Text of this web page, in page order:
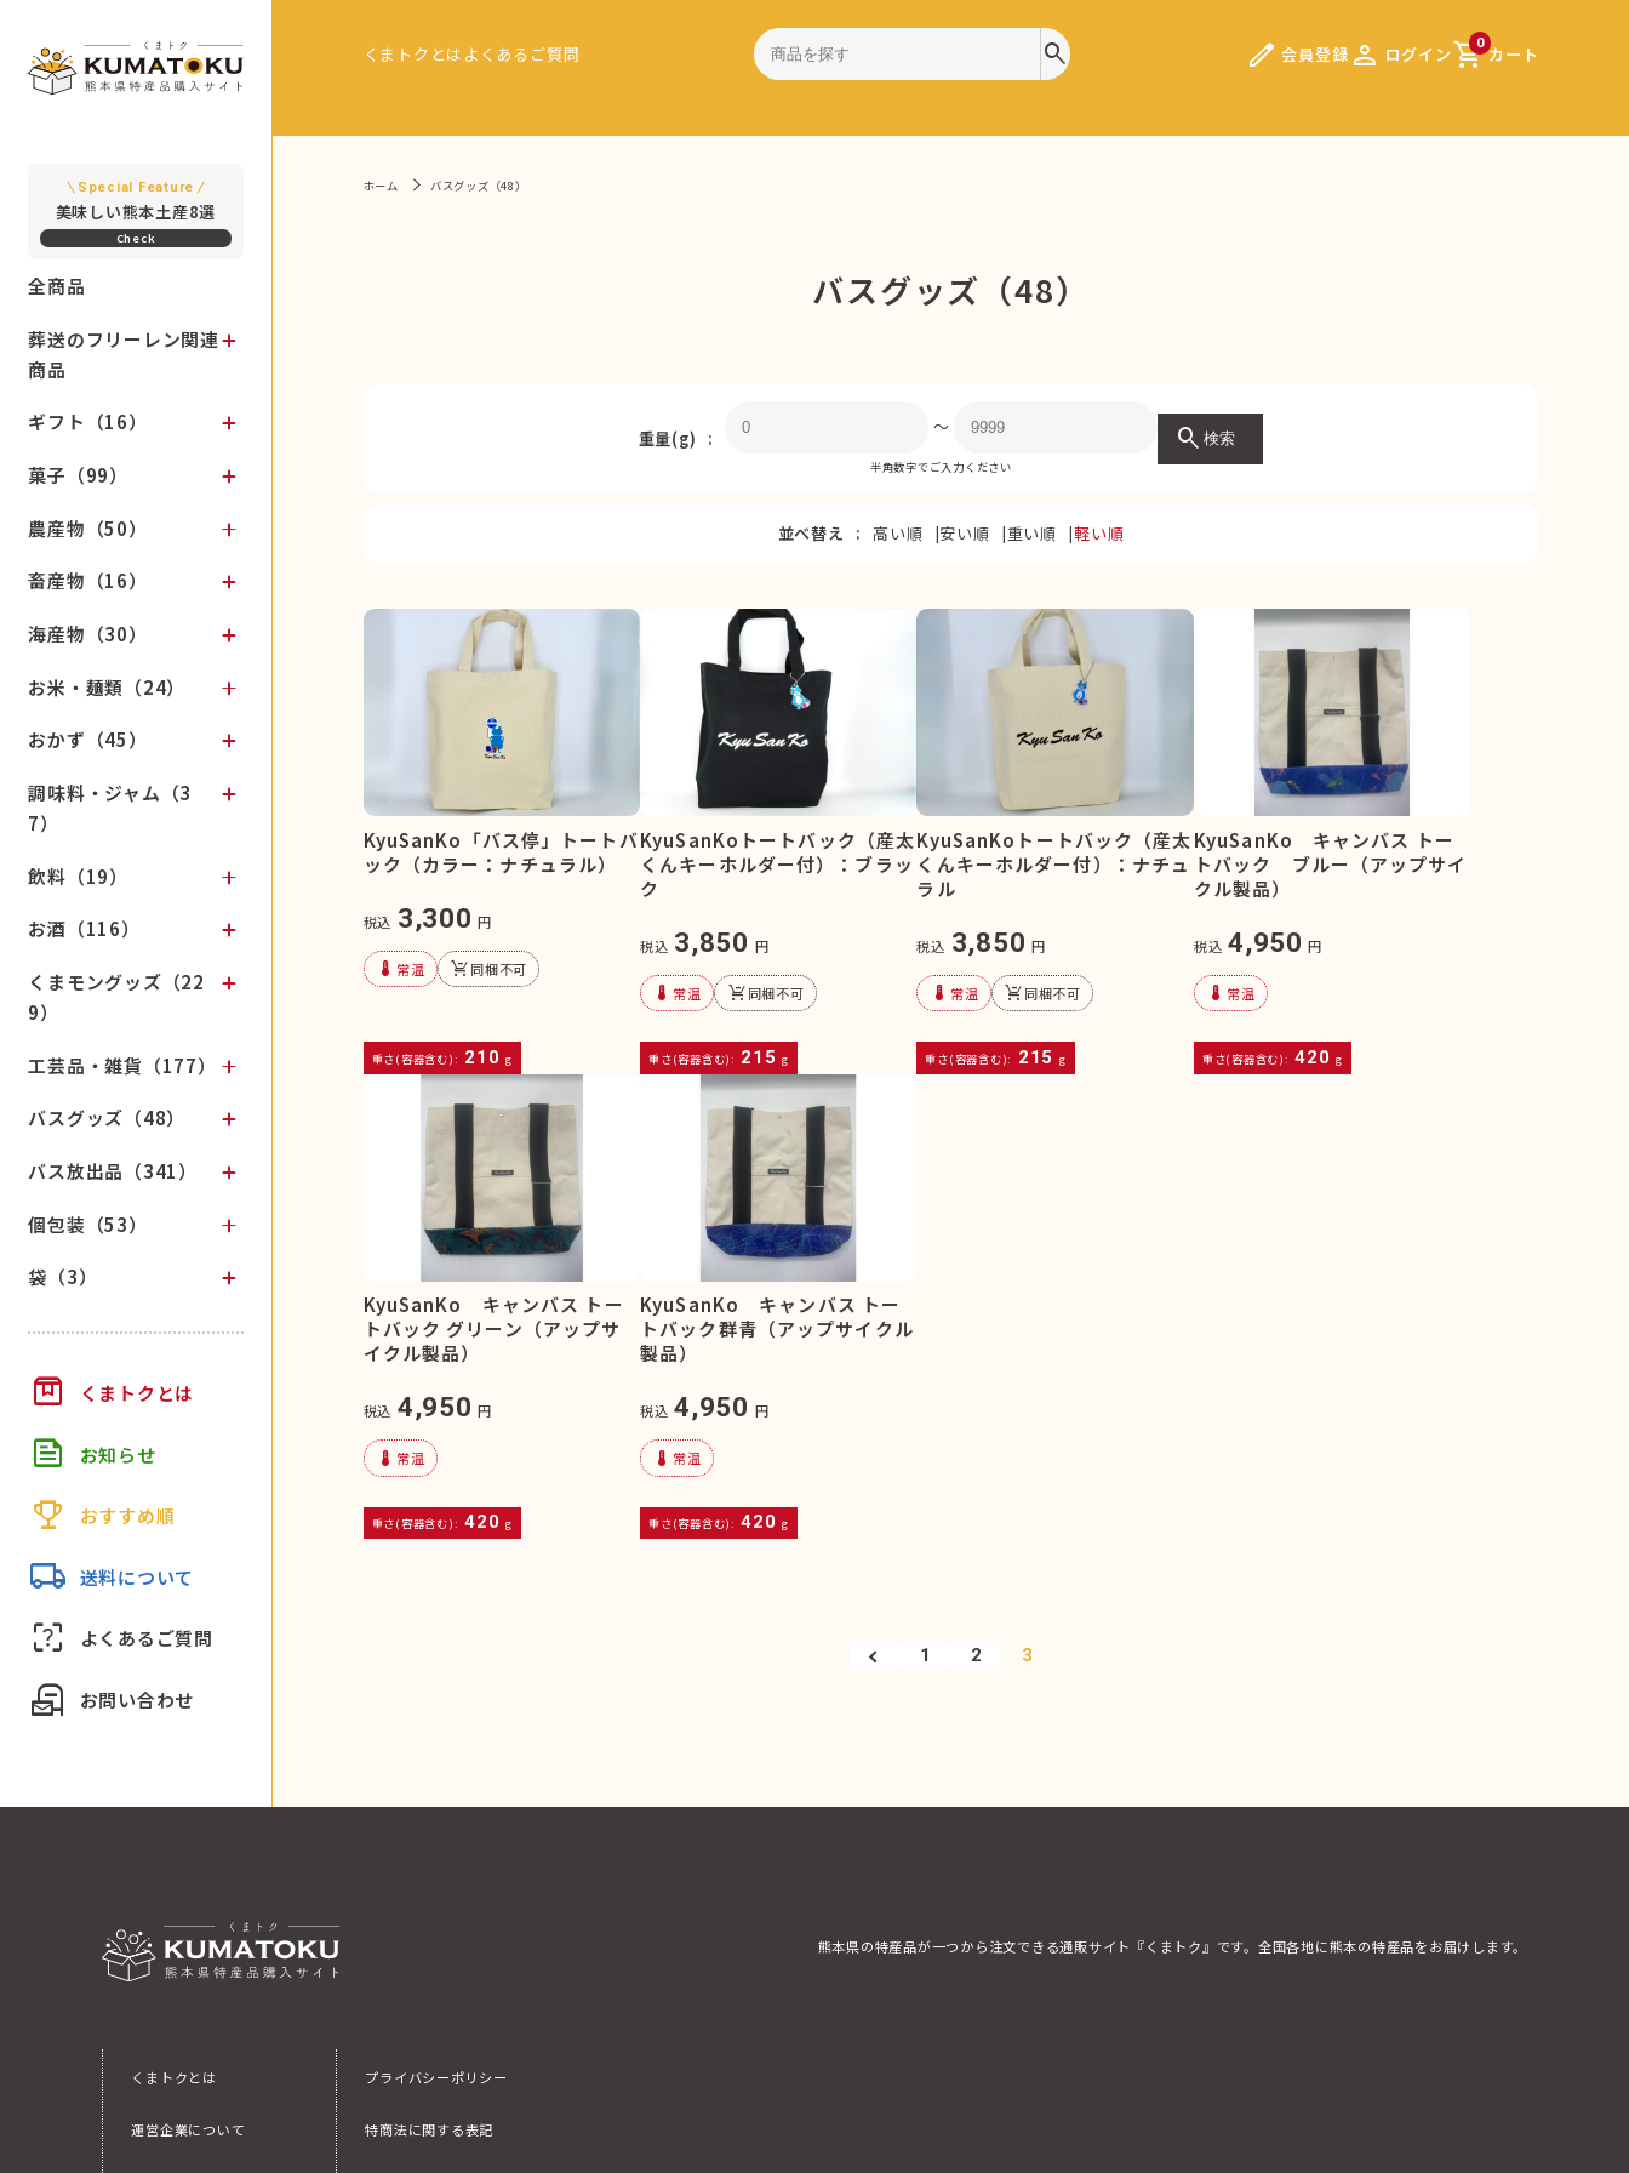
Special Feature
美味しい熊本土産8選
全商品
葬送のフリーレン関連
商品
ギフト（16）
菓子（99）
農産物（50）
畜産物（16）
海産物（30）
お米・麺類（24）
おかず（45）
調味料・ジャム（3
7）
飲料（19）
お酒（116）
くまモングッズ（22
9）
工芸品・雑貨（177）
バスグッズ（48）
バス放出品（341）
個包装（53）
袋（3）
box くまトクとは
feed お知らせ
trophy おすすめ順
local_shipping 送料について
indeterminate_question_box よくあるご質問
local_post_office お問い合わせ
くまトクとは よくあるご質問 search edit 会員登録 person ログイン 0
shopping_cartカート
ホーム バスグッズ（48）
バスグッズ（48）
重量(g)
〜
半角数字でご入力ください
search 検索
並べ替え 高い順 安い順 重い順 軽い順
KyuSanKo「バス停」トートバ
ック（カラー：ナチュラル）
税込 3,300 円
device_thermostat 常温 remove_shopping_cart同梱不可
重さ(容器含む): 210 g
KyuSanKoトートバック（産太
くんキーホルダー付）：ブラッ
ク
税込 3,850 円
device_thermostat 常温 remove_shopping_cart同梱不可
重さ(容器含む): 215 g
KyuSanKoトートバック（産太
くんキーホルダー付）：ナチュ
ラル
税込 3,850 円
device_thermostat 常温 remove_shopping_cart同梱不可
重さ(容器含む): 215 g
KyuSanKo キャンバス トー
トバック ブルー（アップサイ
クル製品）
税込 4,950 円
device_thermostat 常温
重さ(容器含む): 420 g
KyuSanKo キャンバス トー
トバック グリーン（アップサ
イクル製品）
税込 4,950 円
device_thermostat 常温
重さ(容器含む): 420 g
KyuSanKo キャンバス トー
トバック群青（アップサイクル
製品）
税込 4,950 円
device_thermostat 常温
重さ(容器含む): 420 g
1 2 3
熊本県の特産品が一つから注文できる通販サイト『くまトク』です。全国各地に熊本の特産品をお届けします。
くまトクとは
運営企業について
プライバシーポリシー
特商法に関する表記